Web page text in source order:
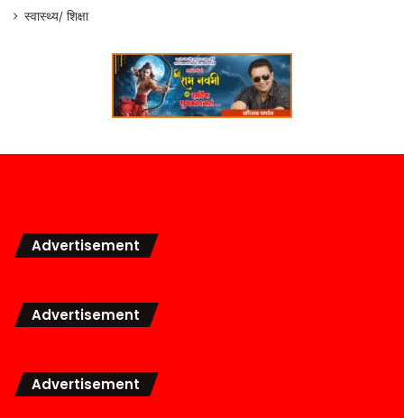
स्वास्थ्य/ शिक्षा
Advertisement
Advertisement
Advertisement